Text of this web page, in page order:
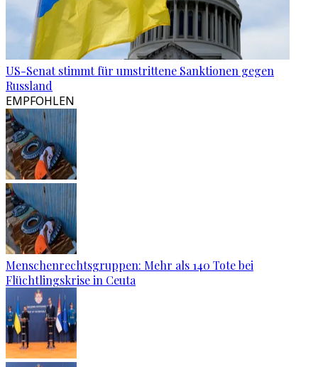
US-Senat stimmt für umstrittene Sanktionen gegen
Russland
EMPFOHLEN
Menschenrechtsgruppen: Mehr als 140 Tote bei
Flüchtlingskrise in Ceuta